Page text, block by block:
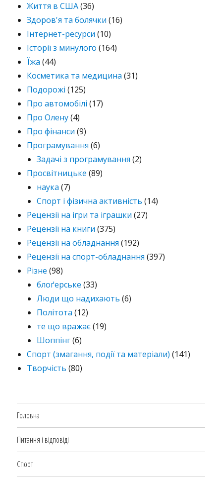
Життя в США(36)
Здоров'я та болячки (16)
Інтернет-ресурси (10)
Історії з минулого (164)
Їжа (44)
Косметика та медицина (31)
Подорожі (125)
Про автомобілі (17)
Про Олену(4)
Про фінанси (9)
Програмування (6)
Задачі з програмування (2)
Просвітницьке (89)
наука (7)
Спорт і фізична активність (14)
Рецензії на ігри та іграшки (27)
Рецензії на книги (375)
Рецензії на обладнання (192)
Рецензії на спорт-обладнання (397)
Різне (98)
блоґерське (33)
Люди що надихають (6)
Політота (12)
те що вражає(19)
Шоппінг(6)
Спорт (змагання, події та матеріали) (141)
Творчість (80)
Головна
Питання і відповіді
Спорт